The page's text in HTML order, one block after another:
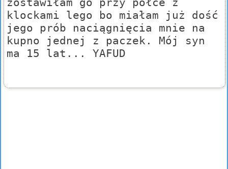
klockami lego bo miałam już dość
jego prób naciągnięcia mnie na
kupno jednej z paczek. Mój syn
ma 15 lat... YAFUD